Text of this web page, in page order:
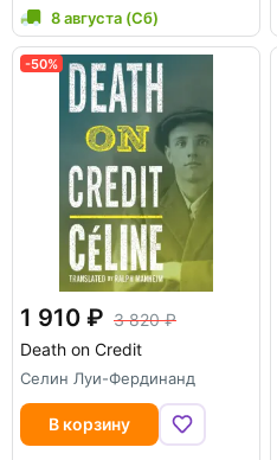
8 августа (Сб)
-50%
1 910
3 820
Death on Credit
Селин Луи-Фердинанд
В корзину